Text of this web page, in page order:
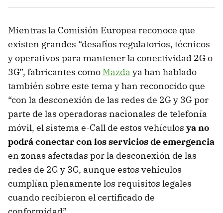
Mientras la Comisión Europea reconoce que
existen grandes “desafíos regulatorios, técnicos
y operativos para mantener la conectividad 2G o
3G”, fabricantes como Mazda ya han hablado
también sobre este tema y han reconocido que
“con la desconexión de las redes de 2G y 3G por
parte de las operadoras nacionales de telefonía
móvil, el sistema e-Call de estos vehículos ya no
podrá conectar con los servicios de emergencia
en zonas afectadas por la desconexión de las
redes de 2G y 3G, aunque estos vehículos
cumplían plenamente los requisitos legales
cuando recibieron el certificado de